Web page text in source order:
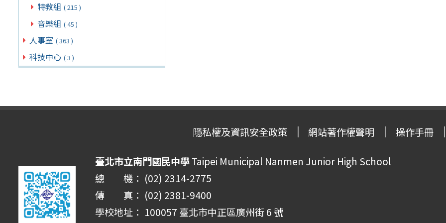
特教組 ( 215 )
音樂組 ( 45 )
人事室 ( 363 )
科技中心 ( 3 )
隱私權及資訊安全政策 網站著作權聲明 操作手冊
臺北市立南門國民中學Taipei Municipal Nanmen Junior High School
總 機： (02) 2314-2775
傳 真： (02) 2381-9400
學校地址： 100057 臺北市中正區廣州街 6 號